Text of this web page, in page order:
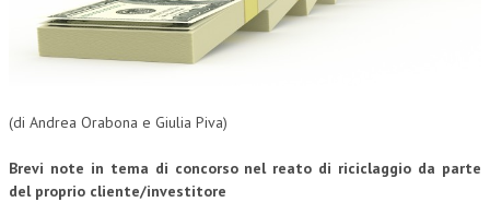
CORSI CE.S.E.D.
LA RIVISTA
(di Andrea Orabona e Giulia Piva)
Brevi note in tema di concorso nel reato di riciclaggio da parte
del proprio cliente/investitore